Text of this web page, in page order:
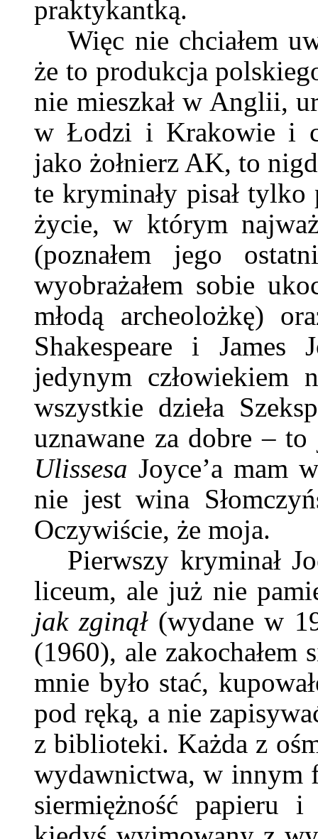
praktykantką.
Więc nie chciałem
że to produkcja
nie mieszkał w Anglii,
w Łodzi i Krakowie i
jako żołnierz AK, to
te kryminały pisał
życie, w którym
(poznałem jego
wyobrażałem sobie
młodą archeolożkę)
Shakespeare i James
jedynym człowiekiem
wszystkie dzieła
uznawane za dobre –
Ulissesa Joyce’a mam
nie jest wina
Oczywiście, że moja.
Pierwszy kryminał
liceum, ale już nie
jak zginął(wydane w
(1960), ale
mnie było stać,
pod ręką, a nie
z biblioteki. Każda z
wydawnictwa, w innym
siermiężność papieru